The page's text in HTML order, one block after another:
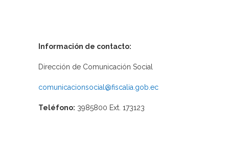
Información de contacto:
Dirección de Comunicación Social
comunicacionsocial@fiscalia.gob.ec
Teléfono: 3985800 Ext. 173123